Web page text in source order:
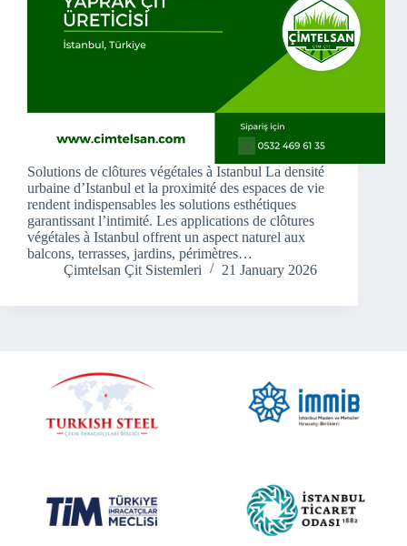
Solutions de clôtures végétales à Istanbul La densité
urbaine d’Istanbul et la proximité des espaces de vie
rendent indispensables les solutions esthétiques
garantissant l’intimité. Les applications de clôtures
végétales à Istanbul offrent un aspect naturel aux
balcons, terrasses, jardins, périmètres…
Çimtelsan Çit Sistemleri
21 January 2026